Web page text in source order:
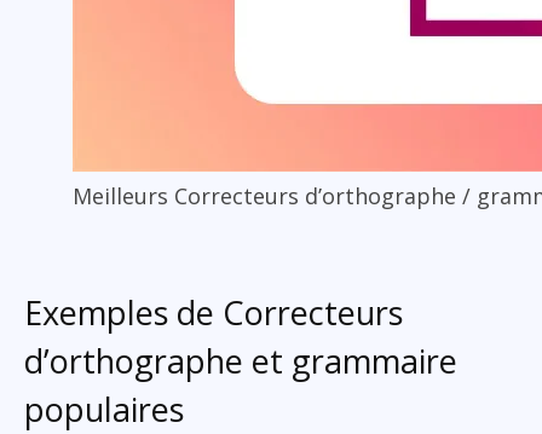
Meilleurs Correcteurs d’orthographe /
Exemples de Correcteurs
d’orthographe et grammaire
populaires